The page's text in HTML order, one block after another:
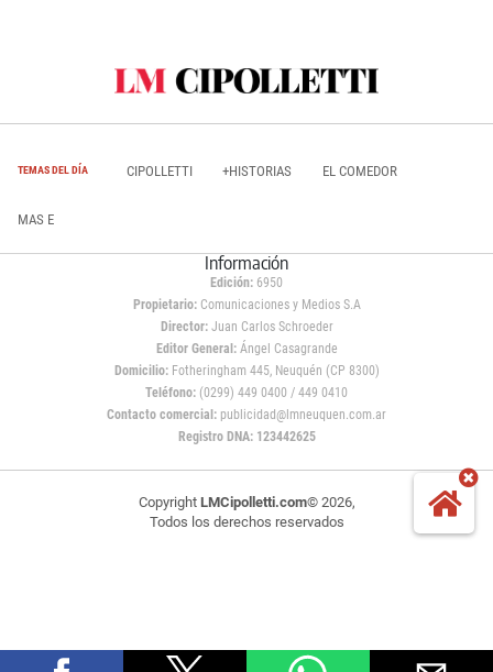
TEMAS DEL DÍA CIPOLLETTI +HISTORIAS EL COMEDOR
MAS E
Información
Edición: 6950
Propietario:Comunicaciones y Medios S.A
Director: Juan Carlos Schroeder
Editor General:Ángel Casagrande
Domicilio:Fotheringham 445, Neuquén (CP 8300)
Teléfono: (0299) 449 0400 / 449 0410
Contacto comercial: publicidad@lmneuquen.com.ar
Registro DNA: 123442625
Copyright LMCipolletti.com© 2026,
Todos los derechos reservados